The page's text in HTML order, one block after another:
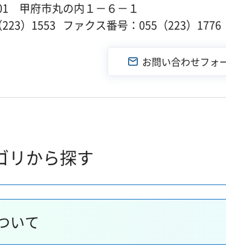
甲府市丸の内１－６－１
）1553 ファクス番号：055（223）1776
リから探す
いて